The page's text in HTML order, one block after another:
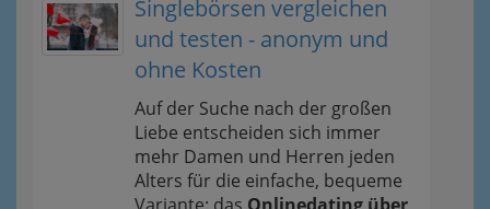
Singlebörsen vergleichen
und testen - anonym und
ohne Kosten
Auf der Suche nach der großen
Liebe entscheiden sich immer
mehr Damen und Herren jeden
Alters für die einfache, bequeme